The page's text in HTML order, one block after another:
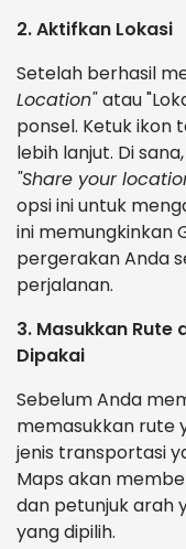
2. Aktifkan Lokasi
Setelah berhasil
Location"atau
ponsel. Ketuk ikon
lebih lanjut. Di
"Share your
opsi ini untuk
ini memungkinkan
pergerakan Anda
perjalanan.
3. Masukkan
Dipakai
Sebelum Anda
memasukkan rute
jenis transportasi
Maps akan
dan petunjuk arah
yang dipilih.